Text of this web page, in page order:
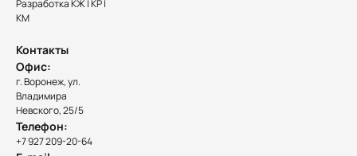
Разработка КЖ | КР |
КМ
Контакты
Офис:
г. Воронеж, ул.
Владимира
Невского, 25/5
Телефон:
+7 927 209-20-64